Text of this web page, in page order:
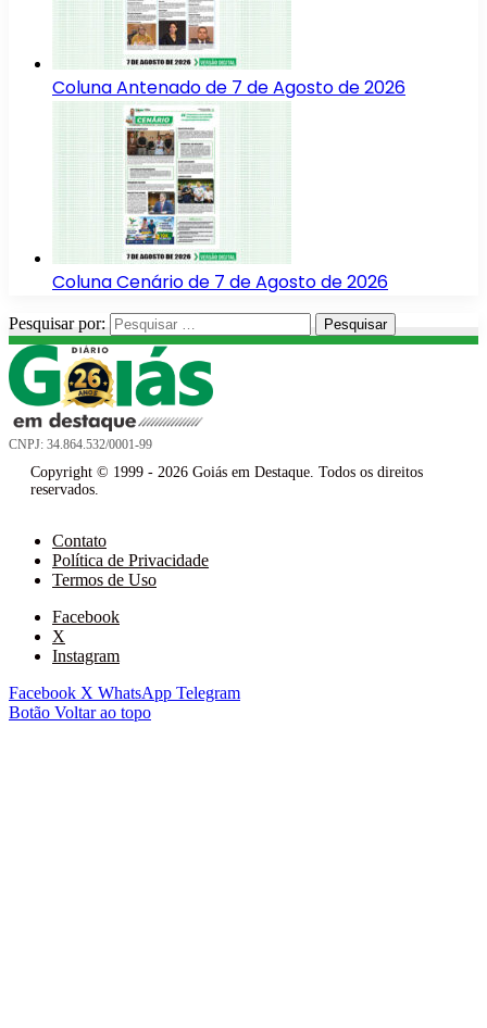
Coluna Antenado de 7 de Agosto de 2026
Coluna Cenário de 7 de Agosto de 2026
Pesquisar por:
CNPJ: 34.864.532/0001-99
Copyright © 1999 - 2026 Goiás em Destaque. Todos os direitos
reservados.
Contato
Política de Privacidade
Termos de Uso
Facebook
X
Instagram
Facebook X WhatsApp Telegram
Botão Voltar ao topo